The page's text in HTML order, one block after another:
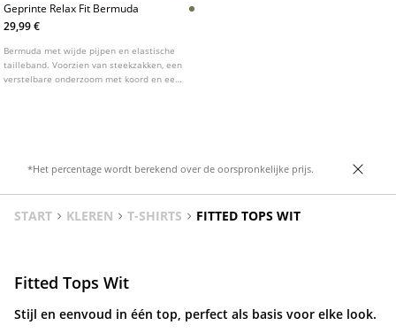
Geprinte Relax Fit Bermuda
29,99 €
Bermuda met wijde pijpen en elastische
tailleband. Voorzien van steekzakken, een
verstelbare onderzoom met koord en een
*Het percentage wordt berekend over de oorspronkelijke prijs.
START KLEREN T-SHIRTS FITTED TOPS WIT
Fitted Tops Wit
Stijl en eenvoud in één top, perfect als basis voor elke look.